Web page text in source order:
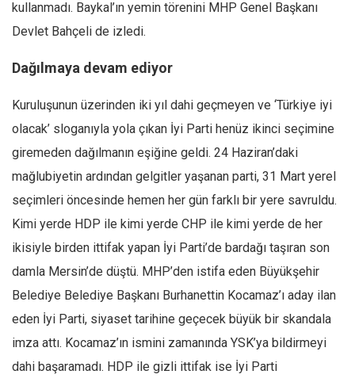
Spor
Manzara
Hayat
Türkiye
Siyaset
Dünya
Afrika
İslam Dünyası
Amerika
Avustralya
Tarih
kullanmadı. Baykal’ın yemin törenini MHP Genel Başkanı
Devlet Bahçeli de izledi.
Dağılmaya devam ediyor
Kuruluşunun üzerinden iki yıl dahi geçmeyen ve ‘Türkiye iyi
olacak’ sloganıyla yola çıkan İyi Parti henüz ikinci seçimine
giremeden dağılmanın eşiğine geldi. 24 Haziran’daki
mağlubiyetin ardından gelgitler yaşanan parti, 31 Mart yerel
seçimleri öncesinde hemen her gün farklı bir yere savruldu.
Kimi yerde HDP ile kimi yerde CHP ile kimi yerde de her
ikisiyle birden ittifak yapan İyi Parti’de bardağı taşıran son
damla Mersin’de düştü. MHP’den istifa eden Büyükşehir
Belediye Belediye Başkanı Burhanettin Kocamaz’ı aday ilan
eden İyi Parti, siyaset tarihine geçecek büyük bir skandala
imza attı. Kocamaz’ın ismini zamanında YSK’ya bildirmeyi
dahi başaramadı. HDP ile gizli ittifak ise İyi Parti